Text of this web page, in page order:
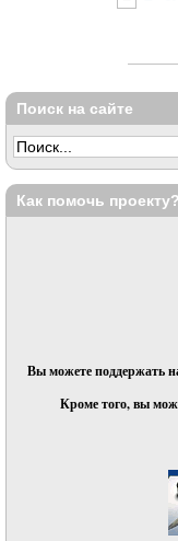
Поиск на сайте
Как помочь проекту?
Вы можете поддержать
Кроме того, вы